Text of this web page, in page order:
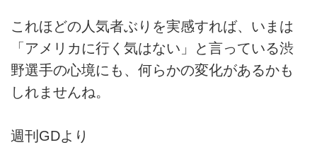
これほどの人気者ぶりを実感すれば、いまは
「アメリカに行く気はない」と言っている渋
野選手の心境にも、何らかの変化があるかも
しれませんね。
週刊GDより